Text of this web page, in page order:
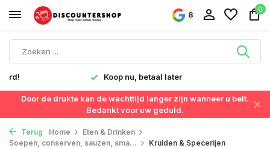
8
0
Koop nu, betaal later
Door de drukte kan de wachttijd langer zijn wanneer u belt.
Bedankt voor uw geduld.
Terug Home
Eten & Drinken
Soepen, conserven, sauzen, sma...
Kruiden & Specerijen